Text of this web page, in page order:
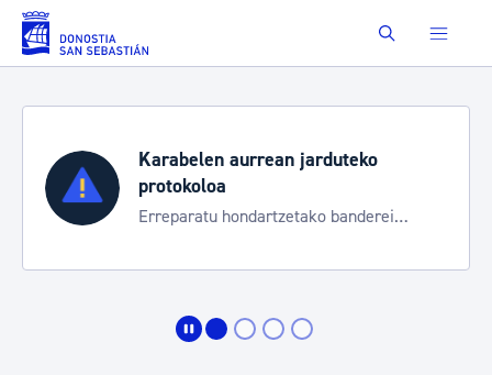
Eduki nagusira joan Buscar
Karabelen aurrean jarduteko
protokoloa
Erreparatu hondartzetako banderei